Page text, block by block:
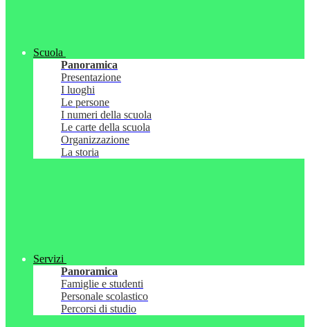
Scuola
Panoramica
Presentazione
I luoghi
Le persone
I numeri della scuola
Le carte della scuola
Organizzazione
La storia
Servizi
Panoramica
Famiglie e studenti
Personale scolastico
Percorsi di studio